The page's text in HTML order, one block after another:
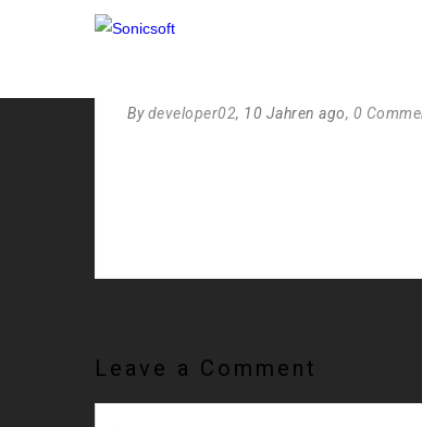
HOME2-BANNER
By developer02, 10 Jahren ago, 0
Leave a Comment